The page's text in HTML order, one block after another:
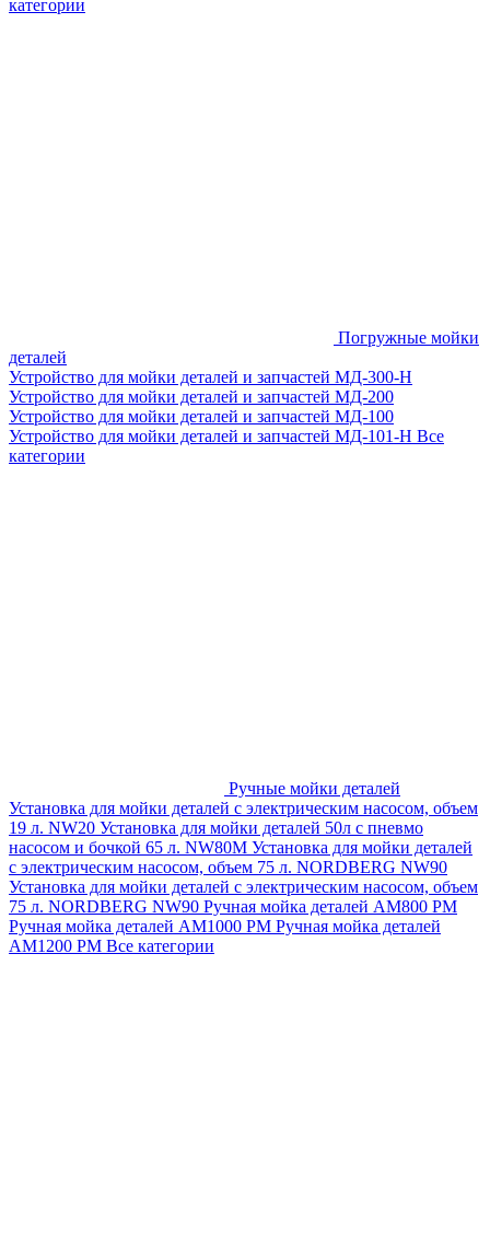
категории
Погружные мойки
деталей
Устройство для мойки деталей и запчастей МД-300-H
Устройство для мойки деталей и запчастей МД-200
Устройство для мойки деталей и запчастей МД-100
Устройство для мойки деталей и запчастей МД-101-Н Все
категории
Ручные мойки деталей
Установка для мойки деталей с электрическим насосом, объем
19 л. NW20 Установка для мойки деталей 50л с пневмо
насосом и бочкой 65 л. NW80M Установка для мойки деталей
с электрическим насосом, объем 75 л. NORDBERG NW90
Установка для мойки деталей с электрическим насосом, объем
75 л. NORDBERG NW90 Ручная мойка деталей АМ800 РМ
Ручная мойка деталей АМ1000 РМ Ручная мойка деталей
АМ1200 РМ Все категории